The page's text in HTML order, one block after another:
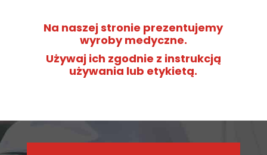
Na naszej stronie prezentujemy
wyroby medyczne.
Używaj ich zgodnie z instrukcją
używania lub etykietą.